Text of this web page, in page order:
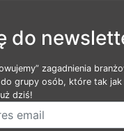
do
zagadnienia
do grupy osób, które tak
dziś!